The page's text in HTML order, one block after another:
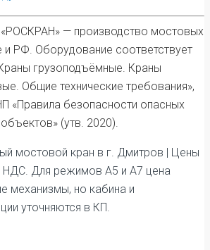
— производство мостовых
РФ. Оборудование соответствует
грузоподъёмные. Краны
Общие технические требования»,
«Правила безопасности опасных
(утв. 2020).
мостовой кран в г. Дмитров | Цены
НДС. Для режимов А5 и А7 цена
механизмы, но кабина и
уточняются в КП.